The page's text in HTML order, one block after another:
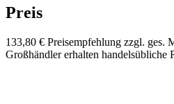
Preis
133,80 € Preisempfehlung zzgl. ges.
Großhändler erhalten handelsübliche